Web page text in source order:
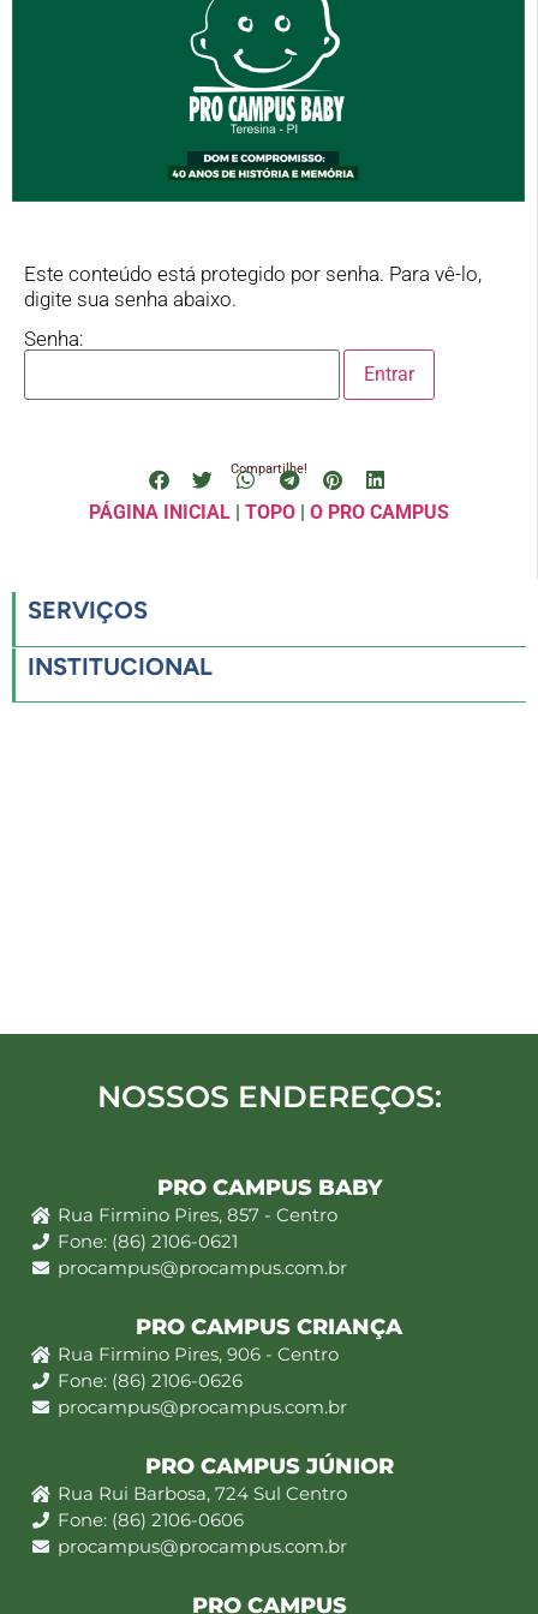
Este conteúdo está protegido por senha. Para vê-lo,
digite sua senha abaixo.
Senha:
Compartilhe!
PÁGINA INICIAL| TOPO| O PRO CAMPUS
SERVIÇOS
INSTITUCIONAL
NOSSOS ENDEREÇOS:
PRO CAMPUS BABY
Rua Firmino Pires, 857 - Centro
Fone: (86) 2106-0621
procampus@procampus.com.br
PRO CAMPUS CRIANÇA
Rua Firmino Pires, 906 - Centro
Fone: (86) 2106-0626
procampus@procampus.com.br
PRO CAMPUS JÚNIOR
Rua Rui Barbosa, 724 Sul Centro
Fone: (86) 2106-0606
procampus@procampus.com.br
PRO CAMPUS